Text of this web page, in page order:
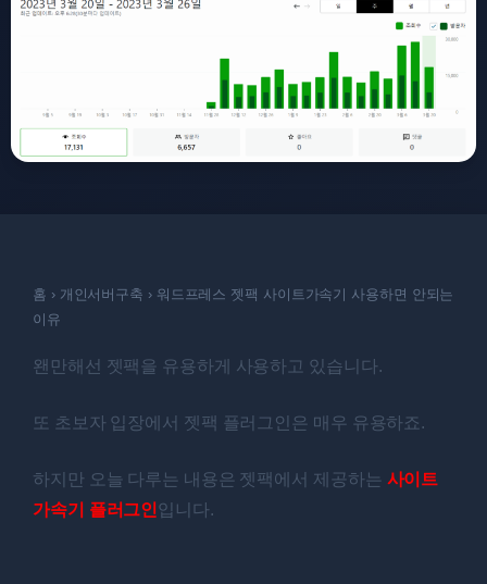
홈 › 개인서버구축 › 워드프레스 젯팩 사이트가속기 사용하면 안되는
이유
왠만해선 젯팩을 유용하게 사용하고 있습니다.
또 초보자 입장에서 젯팩 플러그인은 매우 유용하죠.
하지만 오늘 다루는 내용은 젯팩에서 제공하는 사이트
가속기 플러그인입니다.